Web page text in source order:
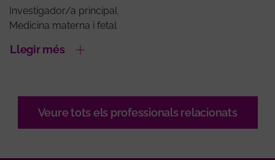
Investigador/a principal
Medicina materna i fetal
Llegir més
Veure tots els professionals relacionats